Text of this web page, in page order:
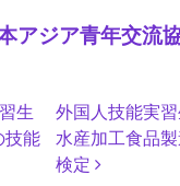
アジア青年交流
習生
技能
外国人技能実
水産加工食品
検定